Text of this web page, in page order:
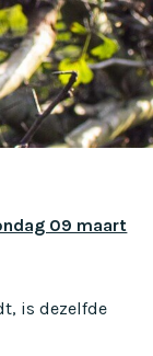
09 maart
is dezelfde